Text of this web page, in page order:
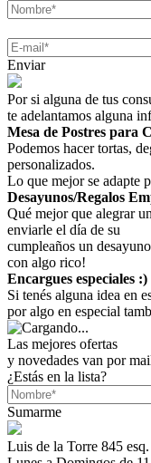
Enviar
Por si alguna de tus
te adelantamos alguna
Mesa de Postres para
Podemos hacer tortas,
personalizados.
Lo que mejor se adapte
Desayunos/Regalos
Qué mejor que alegrar
enviarle el día de su
cumpleaños un
con algo rico!
Encargues especiales :)
Si tenés alguna idea en
por algo en especial
Las mejores ofertas
y novedades van por
¿Estás en la lista?
Sumarme
Luis de la Torre 845 esq.